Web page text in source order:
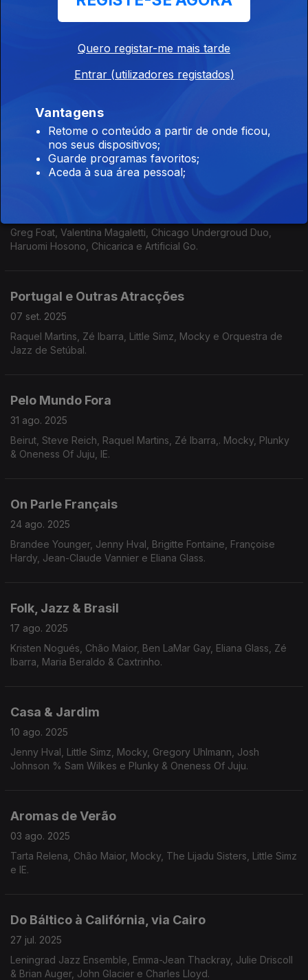
Xexa, Da Chick, Nate Smith, Greg Foat & Forest Law, Mal
Waldron e Hermeto Pascoal
Presente e (algum) Passado como sementes
21 set. 2025
Makaya McCraven, KeiyaA, Lucrecia Dalt, Dom Salvador e Sun
Greg Foat, Valentina Magaletti, Chicago Undergroud Duo,
Haruomi Hosono, Chicarica e Artificial Go.
Portugal e Outras Atracções
07 set. 2025
Raquel Martins, Zé Ibarra, Little Simz, Mocky e Orquestra de
Jazz de Setúbal.
Pelo Mundo Fora
31 ago. 2025
Beirut, Steve Reich, Raquel Martins, Zé Ibarra,. Mocky, Plunky
& Oneness Of Juju, IE.
On Parle Français
24 ago. 2025
Brandee Younger, Jenny Hval, Brigitte Fontaine, Françoise
Hardy, Jean-Claude Vannier e Eliana Glass.
Folk, Jazz & Brasil
17 ago. 2025
Kristen Nogués, Chão Maior, Ben LaMar Gay, Eliana Glass, Zé
Ibarra, Maria Beraldo & Caxtrinho.
Casa & Jardim
10 ago. 2025
Jenny Hval, Little Simz, Mocky, Gregory Uhlmann, Josh
Johnson % Sam Wilkes e Plunky & Oneness Of Juju.
Aromas de Verão
03 ago. 2025
Tarta Relena, Chão Maior, Mocky, The Lijadu Sisters, Little Simz
e IE.
Do Báltico à Califórnia, via Cairo
27 jul. 2025
Leningrad Jazz Ensemble, Emma-Jean Thackray, Julie Driscoll
& Brian Auger, John Glacier e Charles Lloyd.
Quero registar-me mais tarde
Entrar (utilizadores registados)
Vantagens
Retome o conteúdo a partir de onde ficou,
nos seus dispositivos;
Guarde programas favoritos;
Aceda à sua área pessoal;